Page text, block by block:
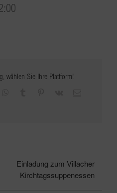
wählen Sie Ihre Plattform!
Einladung zum Villacher
Kirchtagssuppenessen